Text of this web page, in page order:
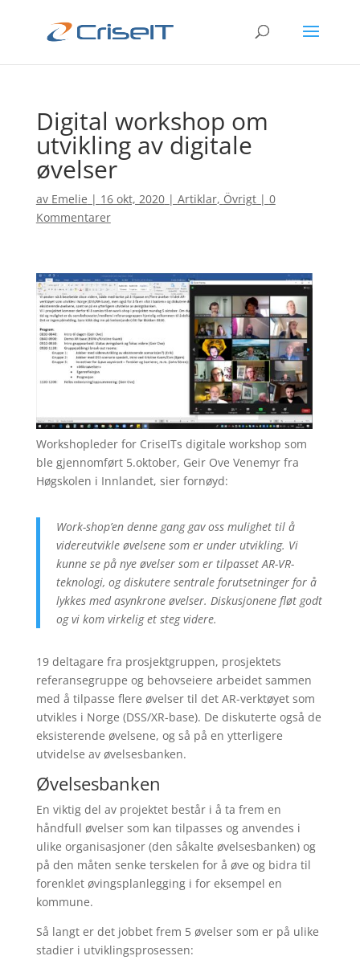
Digital workshop om
utvikling av digitale
øvelser
av Emelie | 16 okt, 2020| Artiklar, Övrigt| 0
Kommentarer
Workshopleder for CriseITs digitale workshop som
ble gjennomført 5.oktober, Geir Ove Venemyr fra
Høgskolen i Innlandet, sier fornøyd:
Work-shop’en denne gang gav oss mulighet til å
videreutvikle øvelsene som er under utvikling. Vi
kunne se på nye øvelser som er tilpasset AR-VR-
teknologi, og diskutere sentrale forutsetninger for å
lykkes med asynkrone øvelser. Diskusjonene fløt godt
og vi kom virkelig et steg videre.
19 deltagare fra prosjektgruppen, prosjektets
referansegruppe og behovseiere arbeidet sammen
med å tilpasse flere øvelser til det AR-verktøyet som
utvikles i Norge (DSS/XR-base). De diskuterte også de
eksisterende øvelsene, og så på en ytterligere
utvidelse av øvelsesbanken.
Øvelsesbanken
En viktig del av projektet består i å ta frem en
håndfull øvelser som kan tilpasses og anvendes i
ulike organisasjoner (den såkalte øvelsesbanken) og
på den måten senke terskelen for å øve og bidra til
forenklet øvingsplanlegging i for eksempel en
kommune.
Så langt er det jobbet frem 5 øvelser som er på ulike
stadier i utviklingsprosessen: